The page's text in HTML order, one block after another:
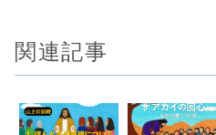
関連記事